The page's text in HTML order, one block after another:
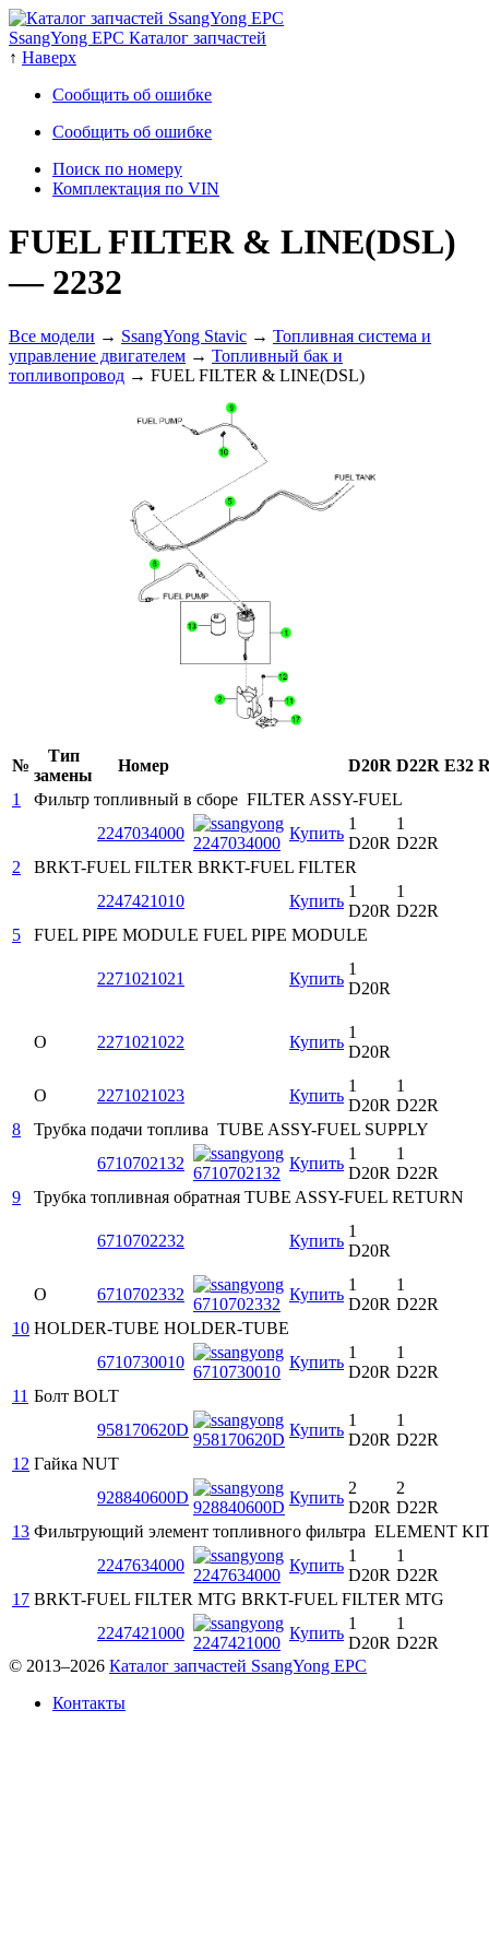
SsangYong EPC Каталог запчастей
↑ Наверх
Сообщить об ошибке
Сообщить об ошибке
Поиск по номеру
Комплектация по VIN
FUEL FILTER & LINE(DSL)
— 2232
Все модели → SsangYong Stavic → Топливная система и
управление двигателем → Топливный бак и
топливопровод → FUEL FILTER & LINE(DSL)
№
Тип
замены
Номер D20R D22R E32
1
Фильтр топливный в сборе FILTER ASSY-FUEL
2247034000
Купить
1
D20R
1
D22R
2
BRKT-FUEL FILTER BRKT-FUEL FILTER
2247421010
Купить
1
D20R
1
D22R
5
FUEL PIPE MODULE FUEL PIPE MODULE
2271021021 Купить
1
D20R
O 2271021022 Купить
1
D20R
O 2271021023 Купить
1
D20R
1
D22R
8
Трубка подачи топлива TUBE ASSY-FUEL SUPPLY
6710702132
Купить
1
D20R
1
D22R
9
Трубка топливная обратная TUBE ASSY-FUEL RETURN
6710702232 Купить
1
D20R
O 6710702332 Купить
1
D20R
1
D22R
10 HOLDER-TUBE HOLDER-TUBE
6710730010
Купить
1
D20R
1
D22R
11 Болт BOLT
958170620D
Купить
1
D20R
1
D22R
12 Гайка NUT
928840600D
Купить
2
D20R
2
D22R
13 Фильтрующий элемент топливного фильтра ELEMENT
2247634000
Купить
1
D20R
1
D22R
17 BRKT-FUEL FILTER MTG BRKT-FUEL FILTER MTG
2247421000
Купить
1
D20R
1
D22R
© 2013–2026 Каталог запчастей SsangYong EPC
Контакты